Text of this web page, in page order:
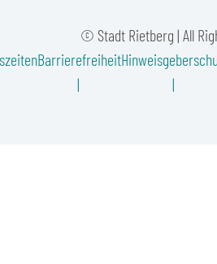
© Stadt Rietberg | All
Barrierefreiheit